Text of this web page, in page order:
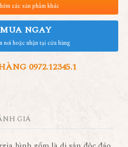
các sản phẩm khác
MUA NGAY
nơi hoặc nhận tại cửa hàng
0972.12345.1
GIÁ